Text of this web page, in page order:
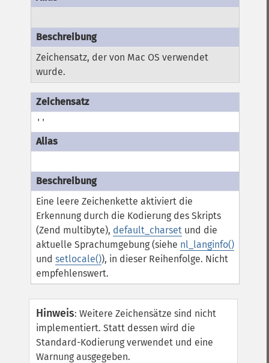
Zeichensatz, der von Mac OS verwendet
wurde.
''
Eine leere Zeichenkette aktiviert die
Erkennung durch die Kodierung des Skripts
(Zend multibyte), default_charset und die
aktuelle Sprachumgebung (siehe nl_langinfo()
undsetlocale()), in dieser Reihenfolge. Nicht
empfehlenswert.
Hinweis: Weitere Zeichensätze sind nicht
implementiert. Statt dessen wird die
Standard-Kodierung verwendet und eine
Warnung ausgegeben.